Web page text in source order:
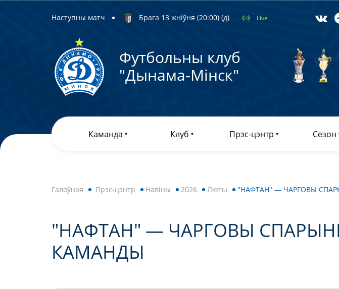
Наступны матч Брага 13 жніўня (20:00) (д) Live
Футбольны клуб
"Дынама-Мiнск"
Каманда Клуб Прэс-цэнтр Сезон
Галоўная Прэс-цэнтр Навiны 2026 Люты "НАФТАН" — ЧАРГОВЫ
"НАФТАН" — ЧАРГОВЫ
КАМАНДЫ